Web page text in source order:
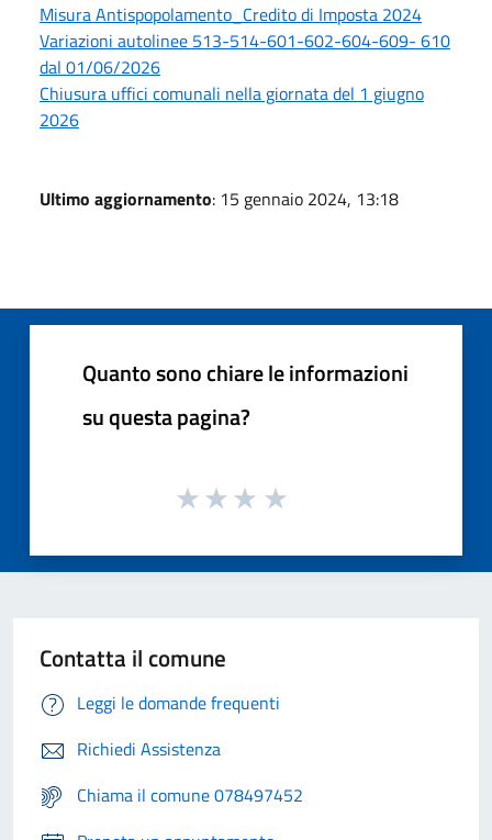
Misura Antispopolamento_Credito di Imposta 2024
Variazioni autolinee 513-514-601-602-604-609- 610
dal 01/06/2026
Chiusura uffici comunali nella giornata del 1 giugno
2026
Ultimo aggiornamento: 15 gennaio 2024, 13:18
Quanto sono chiare le informazioni
su questa pagina?
Contatta il comune
Leggi le domande frequenti
Richiedi Assistenza
Chiama il comune 078497452